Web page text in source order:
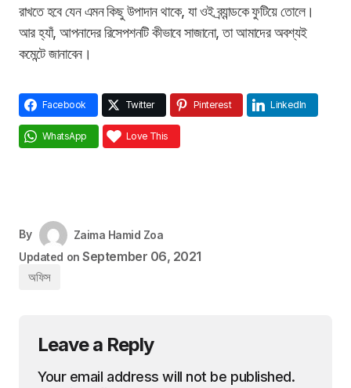
রাখতে হবে যেন এমন কিছু উপাদান থাকে, যা ওই ব্র্যান্ডকে ফুটিয়ে তোলে।
আর হ্যাঁ, আপনাদের রিসেপশনটি কীভাবে সাজানো, তা আমাদের অবশ্যই
কমেন্টে জানাবেন।
Facebook Twitter Pinterest LinkedIn
WhatsApp Love This
By
Zaima Hamid Zoa
Updated on September 06, 2021
অফিস
Leave a Reply
Your email address will not be published.